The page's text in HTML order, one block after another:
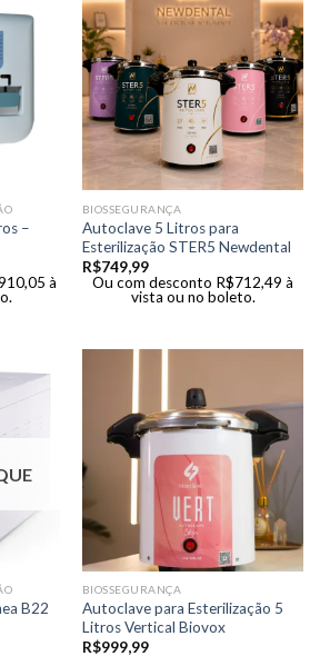
–
à
BIOSSEGURANÇA
Autoclave 5 Litros para
Esterilização STER5 Newdental
R$749,99
Ou com desconto R$712,49 à
vista ou no boleto.
B22
BIOSSEGURANÇA
Autoclave para Esterilização 5
Litros Vertical Biovox
R$999,99